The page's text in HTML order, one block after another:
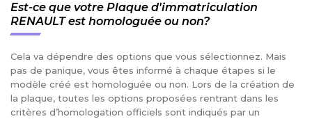
Est-ce que votre Plaque d'immatriculation
RENAULT est homologuée ou non?
Cela va dépendre des options que vous sélectionnez. Mais
pas de panique, vous êtes informé à chaque étapes si le
modèle créé est homologuée ou non. Lors de la création de
la plaque, toutes les options proposées rentrant dans les
critères d’homologation officiels sont indiqués par un